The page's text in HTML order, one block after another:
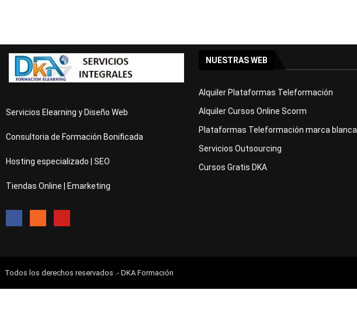
Servicios Elearning y Diseño Web
Consultoria de Formación Bonificada
Hosting especializado | SEO
Tiendas Online | Emarketing
NUESTRAS WEB
Alquiler Plataformas Teleformación
Alquiler Cursos Online Scorm
Plataformas Teleformación marca blanca
Servicios Outsourcing
Cursos Gratis DKA
Todos los derechos reservados .- DKA Formación